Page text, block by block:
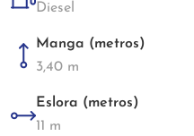
Diesel
Manga (metros)
3,40 m
Eslora (metros)
11 m